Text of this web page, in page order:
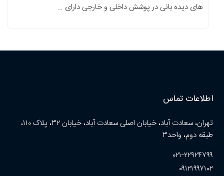
های دیده بانی در پوشش داخلی و خارجی دارای …
اطلاعات تماس
تهران، سعادت آباد، خیابان اصلی سعادت آباد، خیابان ۳۲، پلاک ۱۱۰،
طبقه دوم، واحد۳
۰۲۱-۲۲۹۲۴۷۹۹
۰۹۱۲۱۹۹۷۱۰۲